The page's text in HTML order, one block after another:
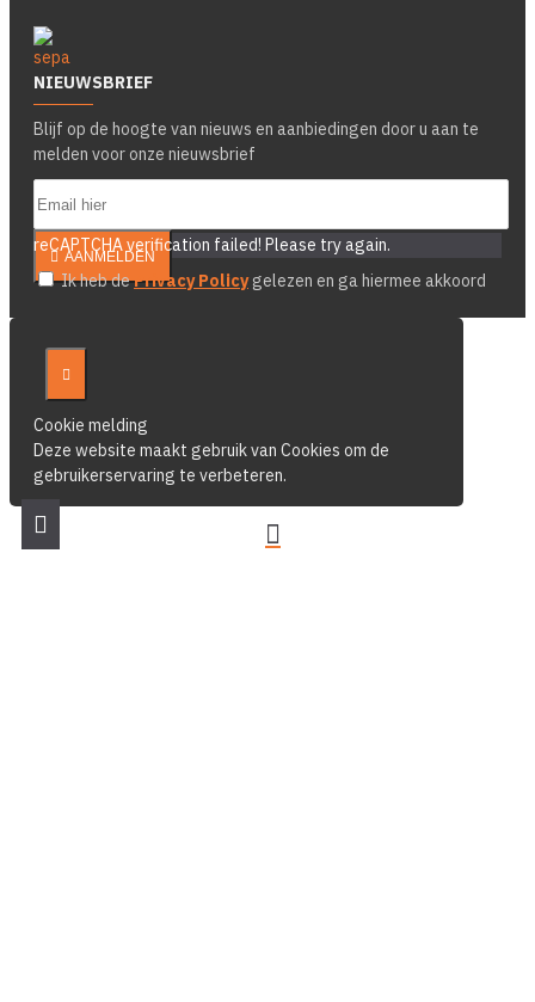
NIEUWSBRIEF
Blijf op de hoogte van nieuws en aanbiedingen door u aan te
melden voor onze nieuwsbrief
AANMELDEN
reCAPTCHA verification failed! Please try again.
Ik heb dePrivacy Policygelezen en ga hiermee akkoord
Cookie melding
Deze website maakt gebruik van Cookies om de
gebruikerservaring te verbeteren.